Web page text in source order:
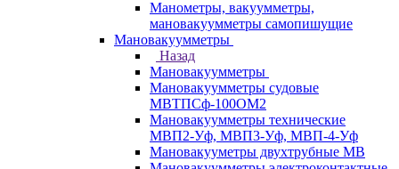
Манометры, вакуумметры,
мановакуумметры самопишущие
Мановакуумметры
Назад
Мановакуумметры
Мановакуумметры судовые
МВТПСф-100ОМ2
Мановакуумметры технические
МВП2-Уф, МВП3-Уф, МВП-4-Уф
Мановакууметры двухтрубные МВ